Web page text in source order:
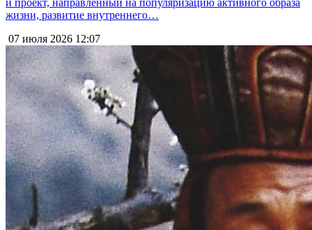
жизни, развитие внутреннего…
07 июля 2026 12:07